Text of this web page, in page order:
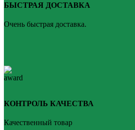
БЫСТРАЯ ДОСТАВКА
Очень быстрая доставка.
КОНТРОЛЬ КАЧЕСТВА
Качественный товар